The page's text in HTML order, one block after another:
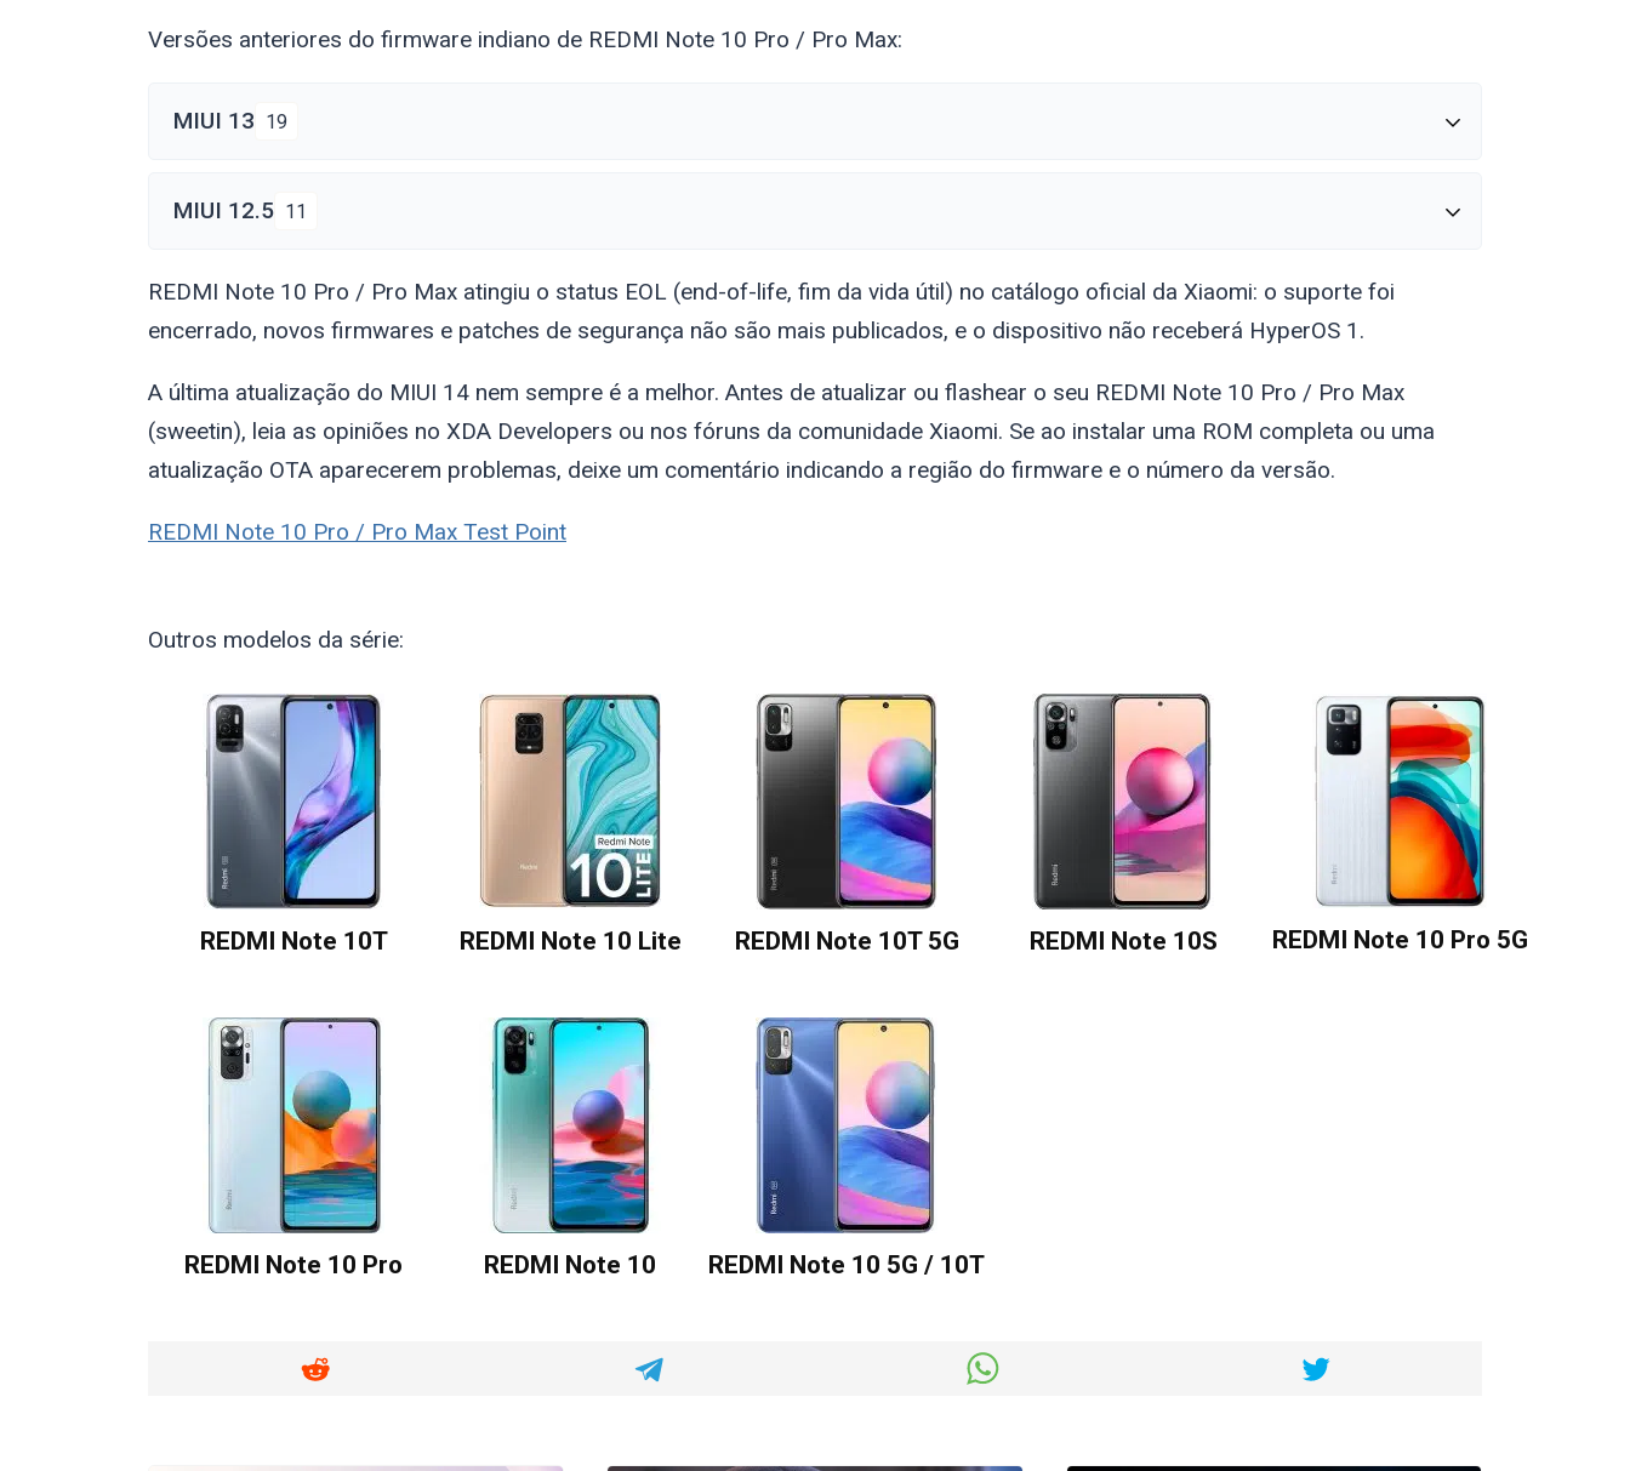
Versões anteriores do firmware indiano de REDMI Note 10 Pro / Pro Max:
MIUI 13 19
MIUI 12.5 11
REDMI Note 10 Pro / Pro Max atingiu o status EOL (end-of-life, fim da vida útil) no catálogo oficial da Xiaomi: o suporte foi
encerrado, novos firmwares e patches de segurança não são mais publicados, e o dispositivo não receberá HyperOS 1.
A última atualização do MIUI 14 nem sempre é a melhor. Antes de atualizar ou flashear o seu REDMI Note 10 Pro / Pro Max
(sweetin), leia as opiniões no XDA Developers ou nos fóruns da comunidade Xiaomi. Se ao instalar uma ROM completa ou uma
atualização OTA aparecerem problemas, deixe um comentário indicando a região do firmware e o número da versão.
REDMI Note 10 Pro / Pro Max Test Point
Outros modelos da série:
REDMI Note 10T REDMI Note 10 Lite REDMI Note 10T 5G REDMI Note 10S REDMI Note 10 Pro 5G
REDMI Note 10 Pro REDMI Note 10 REDMI Note 10 5G / 10T